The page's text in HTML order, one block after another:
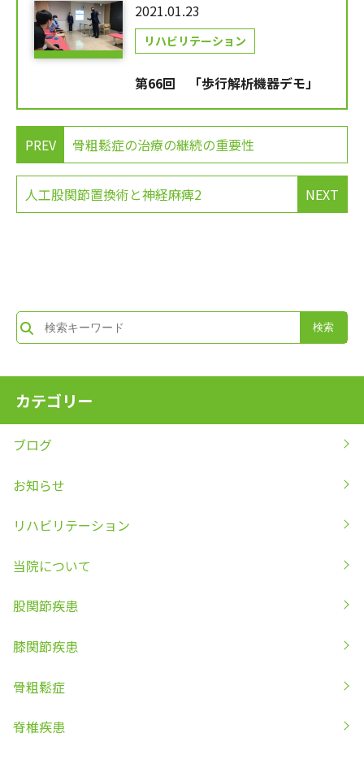
2021.01.23
リハビリテーション
第66回 「歩行解析機器デモ」
PREV 骨粗鬆症の治療の継続の重要性
NEXT
人工股関節置換術と神経麻痺2
カテゴリー
ブログ
お知らせ
リハビリテーション
当院について
股関節疾患
膝関節疾患
骨粗鬆症
脊椎疾患